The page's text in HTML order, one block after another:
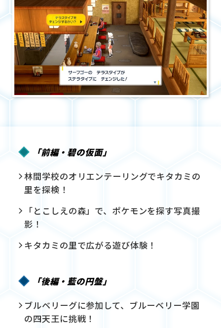
「前編・碧の仮面」
林間学校のオリエンテーリングでキタカミの
里を探検！
「とこしえの森」で、ポケモンを探す写真撮
影！
キタカミの里で広がる遊び体験！
「後編・藍の円盤」
ブルベリーグに参加して、ブルーベリー学園
の四天王に挑戦！